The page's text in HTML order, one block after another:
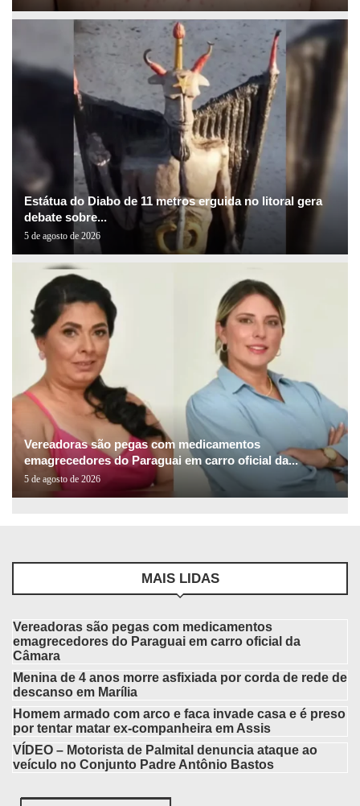
Estátua do Diabo de 11 metros erguida no litoral gera
debate sobre...
5 de agosto de 2026
Vereadoras são pegas com medicamentos
emagrecedores do Paraguai em carro oficial da...
5 de agosto de 2026
MAIS LIDAS
Vereadoras são pegas com medicamentos
emagrecedores do Paraguai em carro oficial da
Câmara
Menina de 4 anos morre asfixiada por corda de rede de
descanso em Marília
Homem armado com arco e faca invade casa e é preso
por tentar matar ex-companheira em Assis
VÍDEO – Motorista de Palmital denuncia ataque ao
veículo no Conjunto Padre Antônio Bastos